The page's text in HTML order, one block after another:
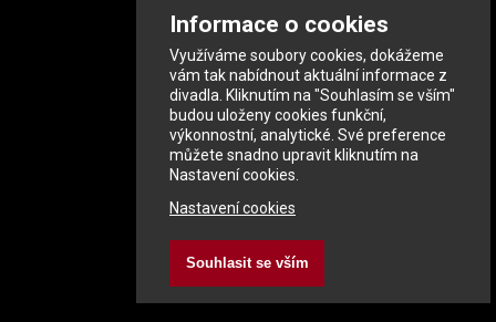
Informace o cookies
Využíváme soubory cookies, dokážeme
vám tak nabídnout aktuální informace z
divadla. Kliknutím na "Souhlasím se vším"
budou uloženy cookies funkční,
výkonnostní, analytické. Své preference
můžete snadno upravit kliknutím na
Nastavení cookies.
Nastavení cookies
Souhlasit se vším